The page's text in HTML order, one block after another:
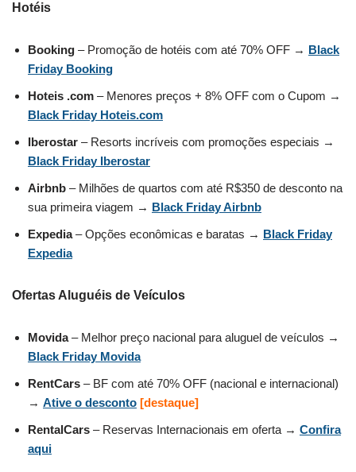
Hotéis
Booking – Promoção de hotéis com até 70% OFF → Black
Friday Booking
Hoteis .com – Menores preços + 8% OFF com o Cupom →
Black Friday Hoteis.com
Iberostar – Resorts incríveis com promoções especiais →
Black Friday Iberostar
Airbnb – Milhões de quartos com até R$350 de desconto na
sua primeira viagem → Black Friday Airbnb
Expedia– Opções econômicas e baratas → Black Friday
Expedia
Ofertas Aluguéis de Veículos
Movida– Melhor preço nacional para aluguel de veículos →
Black Friday Movida
RentCars – BF com até 70% OFF (nacional e internacional)
→ Ative o desconto [destaque]
RentalCars – Reservas Internacionais em oferta → Confira
aqui